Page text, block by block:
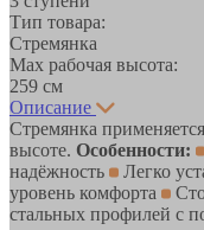
Тип товара:
Стремянка
Max рабочая высота:
259 см
Описание
Стремянка
высоте. Особенности:
надёжность
Легко
уровень комфорта
стальных профилей с